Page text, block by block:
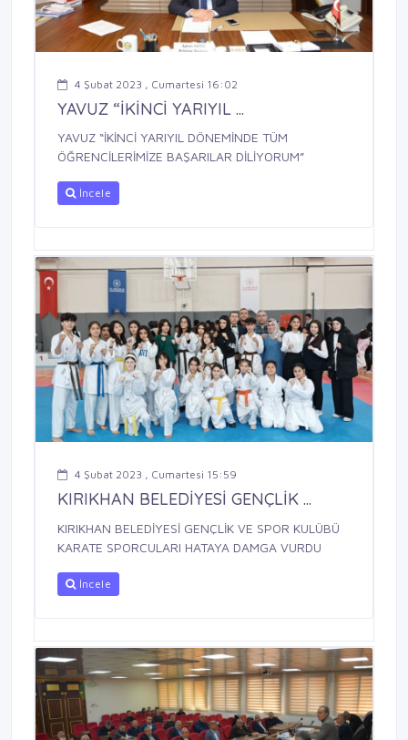
4 Şubat 2023 , Cumartesi 16:02
YAVUZ “İKİNCİ YARIYIL ...
YAVUZ “İKİNCİ YARIYIL DÖNEMİNDE TÜM
ÖĞRENCİLERİMİZE BAŞARILAR DİLİYORUM”
İncele
4 Şubat 2023 , Cumartesi 15:59
KIRIKHAN BELEDİYESİ GENÇLİK ...
KIRIKHAN BELEDİYESİ GENÇLİK VE SPOR KULÜBÜ
KARATE SPORCULARI HATAYA DAMGA VURDU
İncele